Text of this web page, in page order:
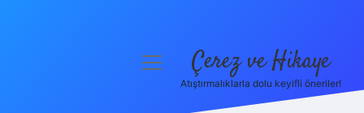
menüyü Çerez ve Hikaye
Atıştırmalıklarla dolu keyifli öneriler!